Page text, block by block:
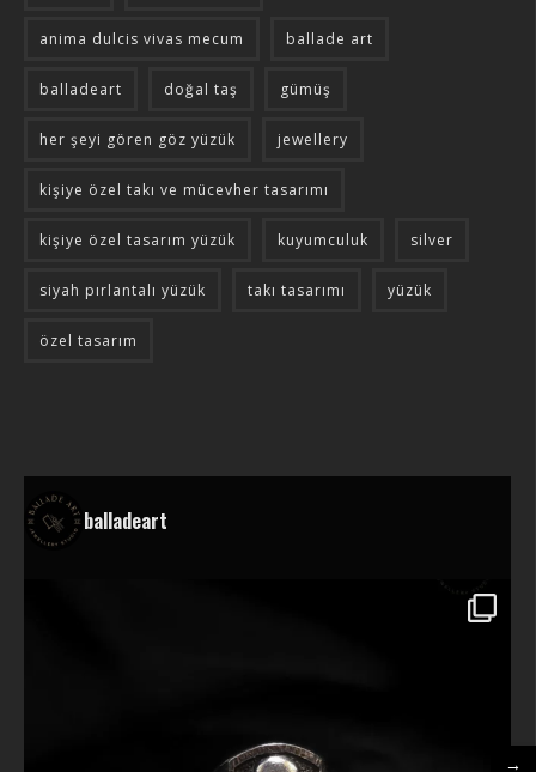
anima dulcis vivas mecum ballade art
balladeart doğal taş gümüş
her şeyi gören göz yüzük jewellery
kişiye özel takı ve mücevher tasarımı
kişiye özel tasarım yüzük kuyumculuk silver
siyah pırlantalı yüzük takı tasarımı yüzük
özel tasarım
balladeart
→